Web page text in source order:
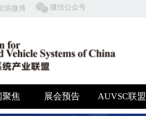
​微信公众号
浪微博
聚焦 展会预告 AUVSC联盟